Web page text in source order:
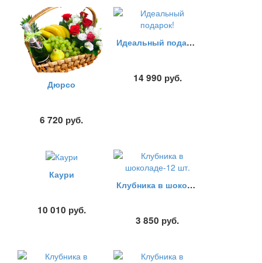
Дюрсо
6 720 руб.
Идеальный подарок!
14 990 руб.
Каури
10 010 руб.
Клубника в шоколаде-12 шт.
3 850 руб.